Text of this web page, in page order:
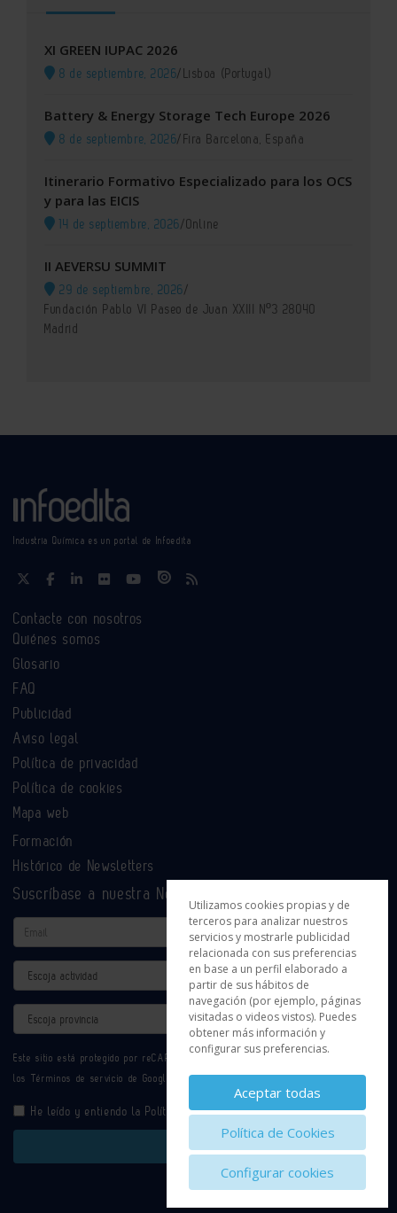
XI GREEN IUPAC 2026
8 de septiembre, 2026/Lisboa (Portugal)
Battery & Energy Storage Tech Europe 2026
8 de septiembre, 2026/Fira Barcelona, España
Itinerario Formativo Especializado para los OCS
y para las EICIS
14 de septiembre, 2026/Online
II AEVERSU SUMMIT
29 de septiembre, 2026/
Fundación Pablo VI Paseo de Juan XXIII Nº3 28040
Madrid
Industria Química es un portal de Infoedita
Contacte con nosotros
Quiénes somos
Glosario
FAQ
Publicidad
Aviso legal
Política de privacidad
Política de cookies
Mapa web
Formación
Histórico de Newsletters
Suscríbase a nuestra Newsletter
Email
Actividad
Provincia
Este sitio está protegido por reCAPTCHA y se aplican la
los Términos de servicio de Google.
He leído y entiendo la Política de Privacidad
Enviar
Utilizamos cookies propias y de
terceros para analizar nuestros
servicios y mostrarle publicidad
relacionada con sus preferencias
en base a un perfil elaborado a
partir de sus hábitos de
navegación (por ejemplo, páginas
visitadas o videos vistos). Puedes
obtener más información y
configurar sus preferencias.
Aceptar todas
Política de Cookies
Configurar cookies